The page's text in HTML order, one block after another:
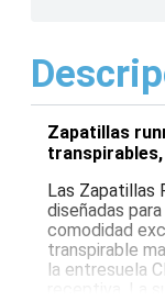
Zapatillas
Las Zapatillas
diseñadas
comodidad
transpirable
la entresuela
receptiva. La